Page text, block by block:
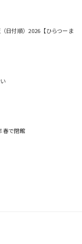
日付順）2026【ひらつーま
春で閉館